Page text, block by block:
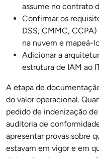
assume no contrato
Confirmar os
DSS, CMMC,
na nuvem e mapeá-
Adicionar a
estrutura de IAM ao
A etapa de
do valor operacional.
pedido de indenização
auditoria de
apresentar provas sobre
estavam em vigor e em